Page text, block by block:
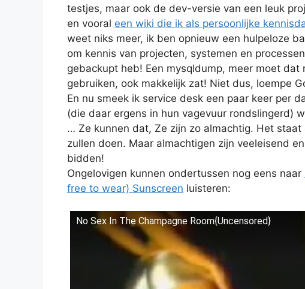
testjes, maar ook de dev-versie van een leuk
en vooral een wiki die ik als persoonlijke
weet niks meer, ik ben opnieuw een hulpeloze
om kennis van projecten, systemen en
gebackupt heb! Een mysqldump, meer moet dat
gebruiken, ook makkelijk zat! Niet dus, loempe
En nu smeek ik service desk een paar keer per
(die daar ergens in hun vagevuur rondslingerd)
… Ze kunnen dat, Ze zijn zo almachtig. Het
zullen doen. Maar almachtigen zijn veeleisend
bidden!
Ongelovigen kunnen ondertussen nog eens naar
free to wear) Sunscreen luisteren:
No Sex In The Champagne Room{Uncensored}